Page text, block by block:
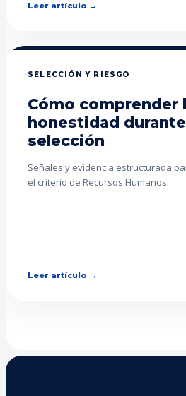
Leer artículo →
SELECCIÓN Y RIESGO
Cómo comprender
honestidad
selección
Señales y evidencia estructurada
el criterio de Recursos Humanos.
Leer artículo →